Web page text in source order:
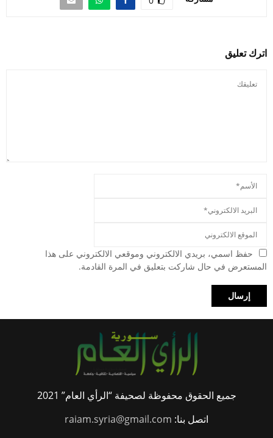
اترك تعليق
حفظ اسمي، بريدي الالكتروني وموقعي الالكتروني على هذا
المستعرض في حال شاركت بتعليق في المرة القادمة.
جميع الحقوق محفوظة لصحيفة “الرأي العام” 2021
اتصل بنا: raiam.syria@gmail.com